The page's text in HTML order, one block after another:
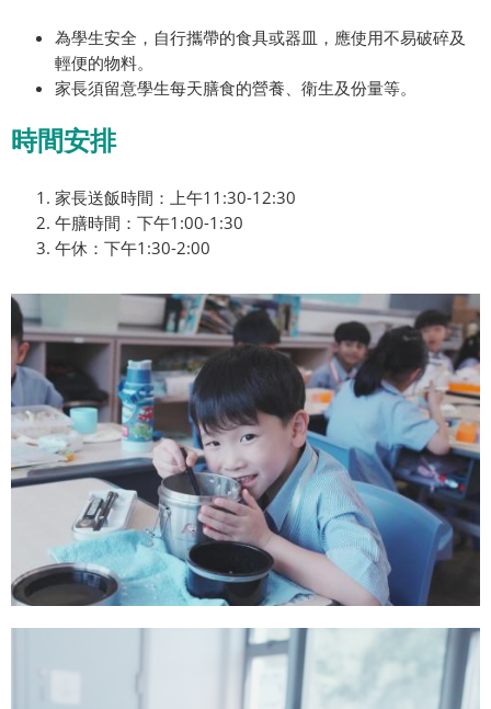
為學生安全，自行攜帶的食具或器皿，應使用不易破碎及
輕便的物料。
家長須留意學生每天膳食的營養、衛生及份量等。
時間安排
家長送飯時間：上午11:30-12:30
午膳時間：下午1:00-1:30
午休：下午1:30-2:00